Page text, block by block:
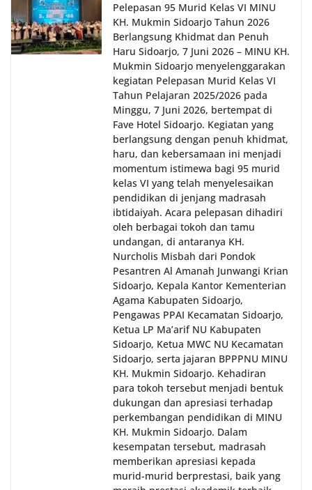
Pelepasan 95 Murid Kelas VI MINU
KH. Mukmin Sidoarjo Tahun 2026
Berlangsung Khidmat dan Penuh
Haru Sidoarjo, 7 Juni 2026 – MINU KH.
Mukmin Sidoarjo menyelenggarakan
kegiatan Pelepasan Murid Kelas VI
Tahun Pelajaran 2025/2026 pada
Minggu, 7 Juni 2026, bertempat di
Fave Hotel Sidoarjo. Kegiatan yang
berlangsung dengan penuh khidmat,
haru, dan kebersamaan ini menjadi
momentum istimewa bagi 95 murid
kelas VI yang telah menyelesaikan
pendidikan di jenjang madrasah
ibtidaiyah. Acara pelepasan dihadiri
oleh berbagai tokoh dan tamu
undangan, di antaranya KH.
Nurcholis Misbah dari Pondok
Pesantren Al Amanah Junwangi Krian
Sidoarjo, Kepala Kantor Kementerian
Agama Kabupaten Sidoarjo,
Pengawas PPAI Kecamatan Sidoarjo,
Ketua LP Ma’arif NU Kabupaten
Sidoarjo, Ketua MWC NU Kecamatan
Sidoarjo, serta jajaran BPPPNU MINU
KH. Mukmin Sidoarjo. Kehadiran
para tokoh tersebut menjadi bentuk
dukungan dan apresiasi terhadap
perkembangan pendidikan di MINU
KH. Mukmin Sidoarjo. Dalam
kesempatan tersebut, madrasah
memberikan apresiasi kepada
murid-murid berprestasi, baik yang